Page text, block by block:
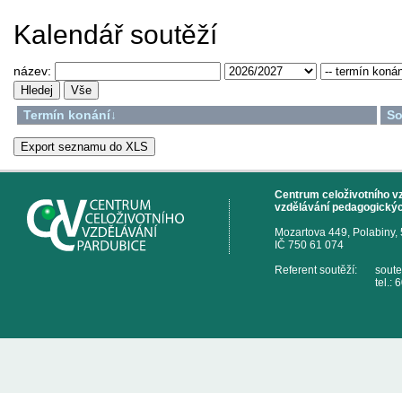
Kalendář soutěží
název:
Termín konání↓
Centrum celoživotního
vzdělávání
Mozartova 449,
IČ 750 61 074
Referent soutěží:
tel.: